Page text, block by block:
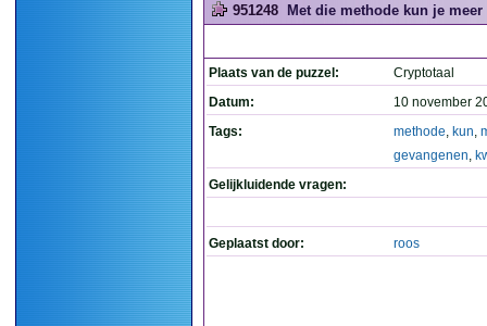
951248 Met die methode kun je
Plaats van de puzzel:
Cryptotaal
Datum:
10 november
Tags:
methode, kun,
gevangenen,
Gelijkluidende vragen:
Geplaatst door: roos